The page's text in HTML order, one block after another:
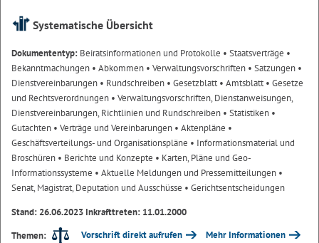
Systematische Übersicht
Dokumententyp: Beiratsinformationen und Protokolle • Staatsverträge •
Bekanntmachungen • Abkommen • Verwaltungsvorschriften • Satzungen •
Dienstvereinbarungen • Rundschreiben • Gesetzblatt• Amtsblatt• Gesetze
und Rechtsverordnungen • Verwaltungsvorschriften, Dienstanweisungen,
Dienstvereinbarungen, Richtlinien und Rundschreiben • Statistiken •
Gutachten • Verträge und Vereinbarungen • Aktenpläne •
Geschäftsverteilungs- und Organisationspläne • Informationsmaterial und
Broschüren • Berichte und Konzepte • Karten, Pläne und Geo-
Informationssysteme • Aktuelle Meldungen und Pressemitteilungen •
Senat, Magistrat, Deputation und Ausschüsse • Gerichtsentscheidungen
Stand: 26.06.2023 Inkrafttreten: 11.01.2000
Themen:
Vorschrift direkt aufrufen Mehr Informationen